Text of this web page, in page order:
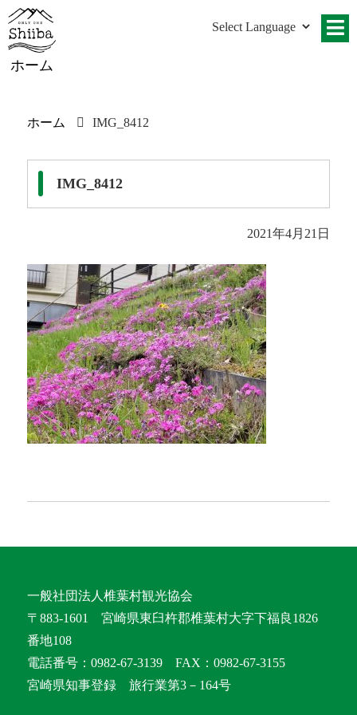
ホーム
ホーム IMG_8412
IMG_8412
2021年4月21日
一般社団法人椎葉村観光協会
〒883-1601 宮崎県東臼杵郡椎葉村大字下福良1826
番地108
電話番号：0982-67-3139 FAX：0982-67-3155
宮崎県知事登録 旅行業第3－164号